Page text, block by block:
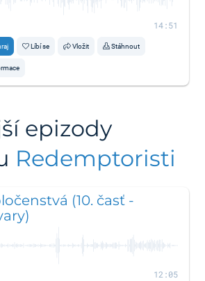
14:51
Líbí se Vložit Stáhnout
epizody
Redemptoristi
(10. časť -
12:05